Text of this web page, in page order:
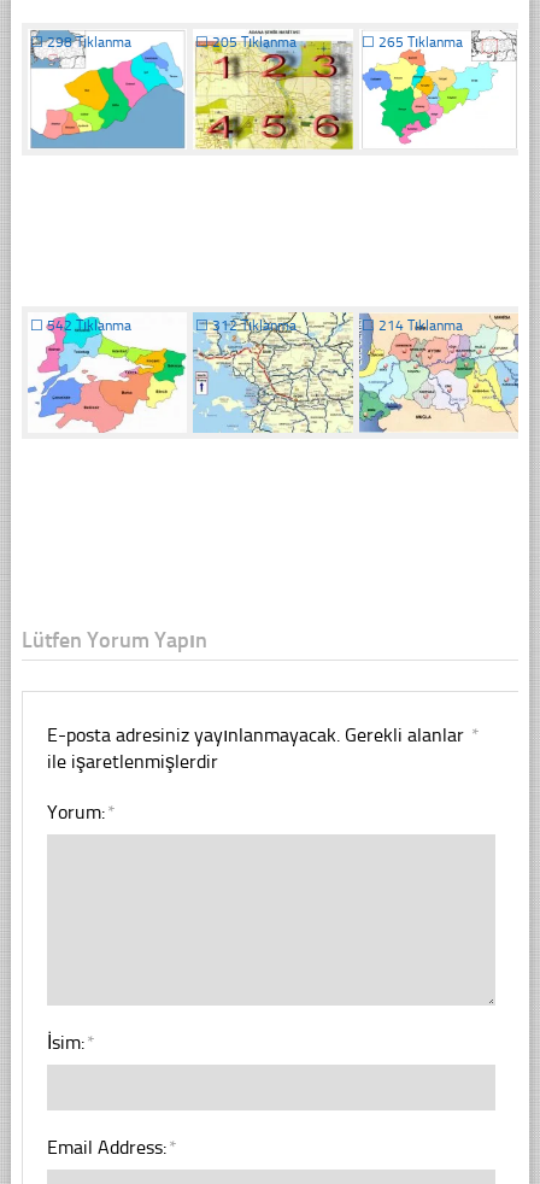
☐298 Tıklanma ☐205 Tıklanma ☐ 265 Tıklanma
☐542 Tıklanma ☐312 Tıklanma ☐ 214 Tıklanma
Lütfen Yorum Yapın
E-posta adresiniz yayınlanmayacak. Gerekli alanlar *
ile işaretlenmişlerdir
Yorum:*
İsim:*
Email Address:*